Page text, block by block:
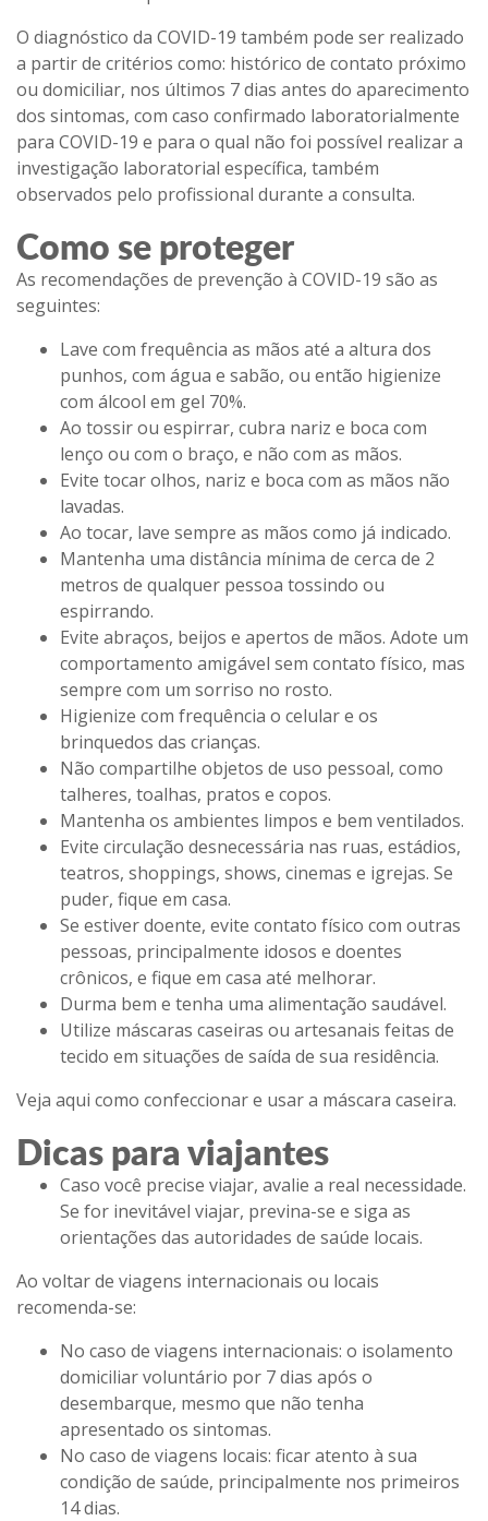
O diagnóstico da COVID-19 também pode ser realizado
a partir de critérios como: histórico de contato próximo
ou domiciliar, nos últimos 7 dias antes do aparecimento
dos sintomas, com caso confirmado laboratorialmente
para COVID-19 e para o qual não foi possível realizar a
investigação laboratorial específica, também
observados pelo profissional durante a consulta.
Como se proteger
As recomendações de prevenção à COVID-19 são as
seguintes:
Lave com frequência as mãos até a altura dos
punhos, com água e sabão, ou então higienize
com álcool em gel 70%.
Ao tossir ou espirrar, cubra nariz e boca com
lenço ou com o braço, e não com as mãos.
Evite tocar olhos, nariz e boca com as mãos não
lavadas.
Ao tocar, lave sempre as mãos como já indicado.
Mantenha uma distância mínima de cerca de 2
metros de qualquer pessoa tossindo ou
espirrando.
Evite abraços, beijos e apertos de mãos. Adote um
comportamento amigável sem contato físico, mas
sempre com um sorriso no rosto.
Higienize com frequência o celular e os
brinquedos das crianças.
Não compartilhe objetos de uso pessoal, como
talheres, toalhas, pratos e copos.
Mantenha os ambientes limpos e bem ventilados.
Evite circulação desnecessária nas ruas, estádios,
teatros, shoppings, shows, cinemas e igrejas. Se
puder, fique em casa.
Se estiver doente, evite contato físico com outras
pessoas, principalmente idosos e doentes
crônicos, e fique em casa até melhorar.
Durma bem e tenha uma alimentação saudável.
Utilize máscaras caseiras ou artesanais feitas de
tecido em situações de saída de sua residência.
Veja aqui como confeccionar e usar a máscara caseira.
Dicas para viajantes
Caso você precise viajar, avalie a real necessidade.
Se for inevitável viajar, previna-se e siga as
orientações das autoridades de saúde locais.
Ao voltar de viagens internacionais ou locais
recomenda-se:
No caso de viagens internacionais: o isolamento
domiciliar voluntário por 7 dias após o
desembarque, mesmo que não tenha
apresentado os sintomas.
No caso de viagens locais: ficar atento à sua
condição de saúde, principalmente nos primeiros
14 dias.